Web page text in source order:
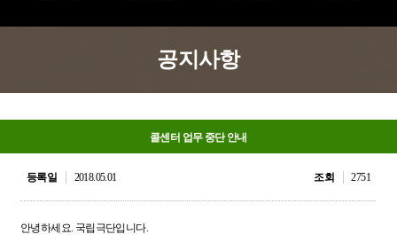
공지사항
콜센터 업무 중단 안내
등록일 2018.05.01 조회 2751
안녕하세요. 국립극단입니다.